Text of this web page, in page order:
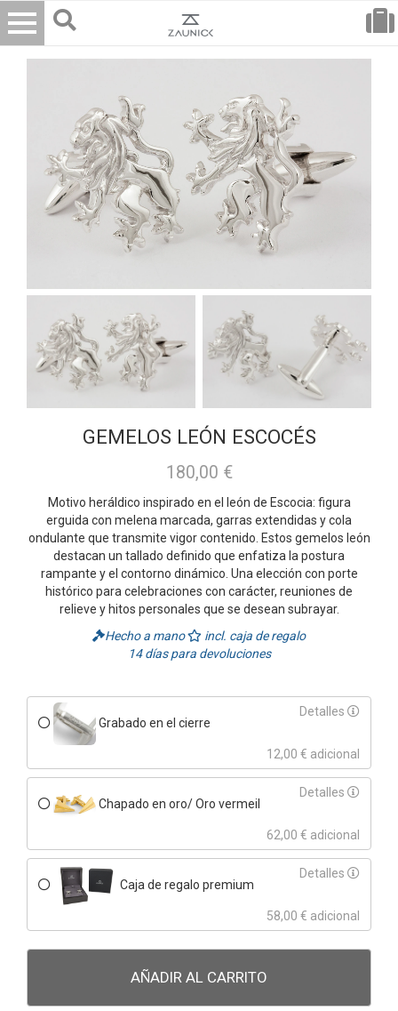
GEMELOS LEÓN ESCOCÉS
180,00 €
Motivo heráldico inspirado en el león de Escocia: figura
erguida con melena marcada, garras extendidas y cola
ondulante que transmite vigor contenido. Estos gemelos león
destacan un tallado definido que enfatiza la postura
rampante y el contorno dinámico. Una elección con porte
histórico para celebraciones con carácter, reuniones de
relieve y hitos personales que se desean subrayar.
Hecho a mano
incl. caja de regalo
14 días para devoluciones
Grabado en el cierre
Detalles
12,00 € adicional
Chapado en oro/ Oro vermeil
Detalles
62,00 € adicional
Caja de regalo premium
Detalles
58,00 € adicional
AÑADIR AL CARRITO